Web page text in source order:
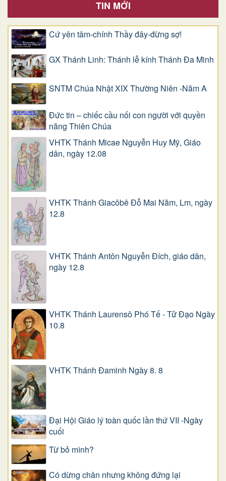
TIN MỚI
Cứ yên tâm-chính Thầy đây-đừng sợ!
GX Thánh Linh: Thánh lễ kính Thánh Đa Minh
SNTM Chúa Nhật XIX Thường Niên -Năm A
Đức tin – chiếc cầu nối con người với quyền
năng Thiên Chúa
VHTK Thánh Micae Nguyễn Huy Mỹ, Giáo
dân, ngày 12.08
VHTK Thánh Giacôbê Ðỗ Mai Năm, Lm, ngày
12.8
VHTK Thánh Antôn Nguyễn Ðích, giáo dân,
ngày 12.8
VHTK Thánh Laurensô Phó Tế - Tử Đạo Ngày
10.8
VHTK Thánh Đaminh Ngày 8. 8
Đại Hội Giáo lý toàn quốc lần thứ VII -Ngày
cuối
Từ bỏ mình?
Có dừng chân nhưng không đứng lại